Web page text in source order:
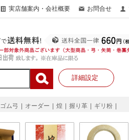
実店舗案内・会社概要 お問合せ
詳細設定
ゴム弓 オーダー 煌 握り革 ギリ粉